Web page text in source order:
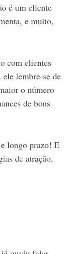
é um cliente
e muito,
com clientes
lembre-se de
o número
de bons
longo prazo! E
de atração,